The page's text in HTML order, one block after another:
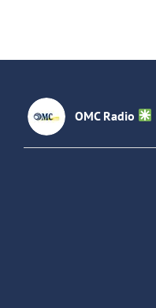
OMC Radio